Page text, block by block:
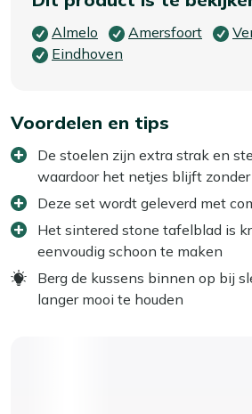
Almelo Amersfoort
Eindhoven
Voordelen en tips
De stoelen zijn extra strak en
waardoor het netjes blijft
Deze set wordt geleverd met
Het sintered stone tafelblad is
eenvoudig schoon te maken
Berg de kussens binnen op bij
langer mooi te houden